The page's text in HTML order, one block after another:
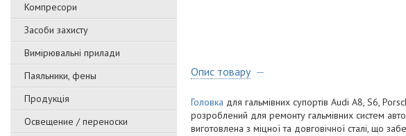
Компресори
Засоби захисту
Вимірювальні прилади
Паяльники, фены
Продукція
Освещение / переноски
Опис товару
Головка для гальмівних супортів Audi A8, S6,
розроблений для ремонту гальмівних систем
виготовлена з міцної та довговічної сталі, що